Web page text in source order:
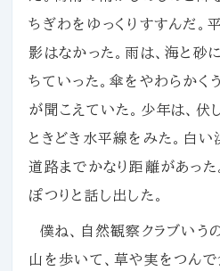
ちぎわをゆっくりすすんだ。
影はなかった。雨は、海と砂
ちていった。傘をやわらかく
が聞こえていた。少年は、伏
ときどき水平線をみた。白い
道路までかなり距離があった
ぽつりと話し出した。
僕ね、自然観察クラブいう
山を歩いて、草や実をつん